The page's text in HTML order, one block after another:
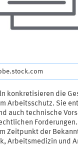
konkretisieren die
Arbeitsschutz. Sie
auch technische
Zeitpunkt der
Arbeitsmedizin und